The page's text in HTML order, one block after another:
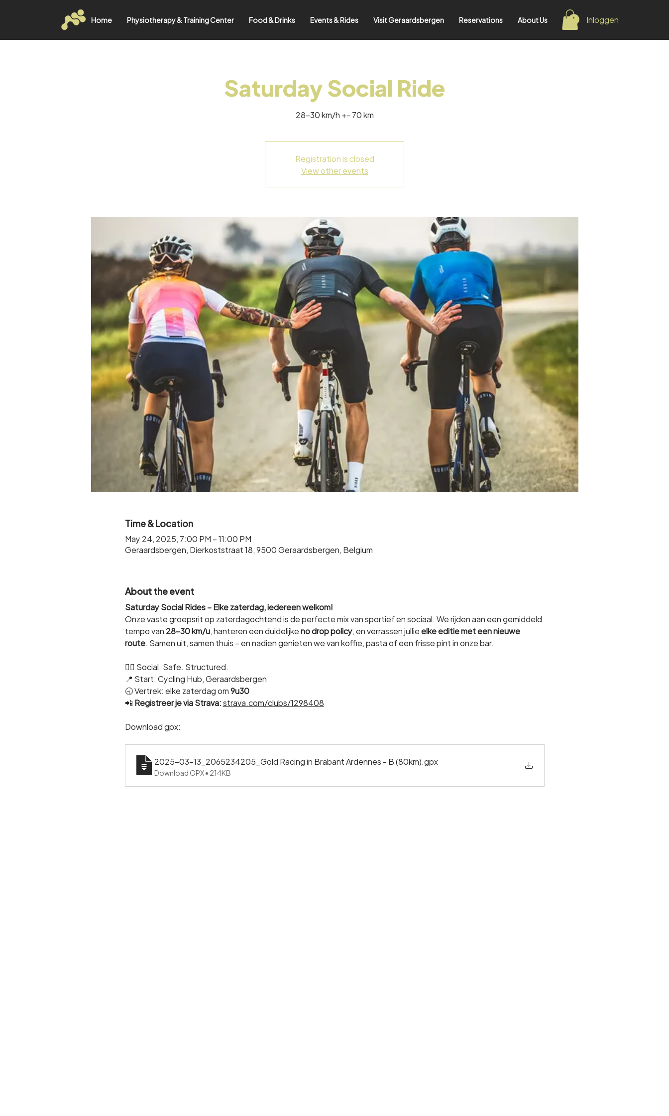
Home Physiotherapy & Training Center Food & Drinks Events & Rides Visit Geraardsbergen Reservations About Us Inloggen
Saturday Social Ride
28-30 km/h +- 70 km
Registration is closed
View other events
Time & Location
May 24, 2025, 7:00 PM – 11:00 PM
Geraardsbergen, Dierkoststraat 18, 9500 Geraardsbergen, Belgium
About the event
Saturday Social Rides – Elke zaterdag, iedereen welkom!
Onze vaste groepsrit op zaterdagochtend is de perfecte mix van sportief en sociaal. We rijden aan een gemiddeld
tempo van 28-30 km/u, hanteren een duidelijke no drop policy, en verrassen jullie elke editie met een nieuwe
route. Samen uit, samen thuis – en nadien genieten we van koffie, pasta of een frisse pint in onze bar.
🚴‍♂️ Social. Safe. Structured.
📍 Start: Cycling Hub, Geraardsbergen
🕤 Vertrek: elke zaterdag om 9u30
📲 Registreer je via Strava:strava.com/clubs/1298408
Download gpx:
2025-03-13_2065234205_Gold Racing in Brabant Ardennes - B (80km).gpx
Download GPX • 214KB